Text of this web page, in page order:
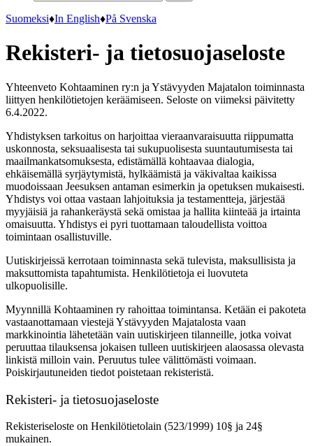
Suomeksi♦In English♦På Svenska
Rekisteri- ja tietosuojaseloste
Yhteenveto Kohtaaminen ry:n ja Ystävyyden Majatalon toiminnasta
liittyen henkilötietojen keräämiseen. Seloste on viimeksi päivitetty
6.4.2022.
Yhdistyksen tarkoitus on harjoittaa vieraanvaraisuutta riippumatta
uskonnosta, seksuaalisesta tai sukupuolisesta suuntautumisesta tai
maailmankatsomuksesta, edistämällä kohtaavaa dialogia,
ehkäisemällä syrjäytymistä, hylkäämistä ja väkivaltaa kaikissa
muodoissaan Jeesuksen antaman esimerkin ja opetuksen mukaisesti.
Yhdistys voi ottaa vastaan lahjoituksia ja testamentteja, järjestää
myyjäisiä ja rahankeräystä sekä omistaa ja hallita kiinteää ja irtainta
omaisuutta. Yhdistys ei pyri tuottamaan taloudellista voittoa
toimintaan osallistuville.
Uutiskirjeissä kerrotaan toiminnasta sekä tulevista, maksullisista ja
maksuttomista tapahtumista. Henkilötietoja ei luovuteta
ulkopuolisille.
Myynnillä Kohtaaminen ry rahoittaa toimintansa. Ketään ei pakoteta
vastaanottamaan viestejä Ystävyyden Majatalosta vaan
markkinointia lähetetään vain uutiskirjeen tilanneille, jotka voivat
peruuttaa tilauksensa jokaisen tulleen uutiskirjeen alaosassa olevasta
linkistä milloin vain. Peruutus tulee välittömästi voimaan.
Poiskirjautuneiden tiedot poistetaan rekisteristä.
Rekisteri- ja tietosuojaseloste
Rekisteriseloste on Henkilötietolain (523/1999) 10§ ja 24§
mukainen.